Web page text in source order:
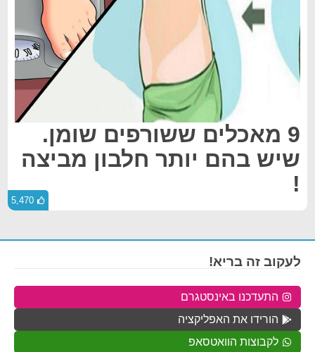
9 מאכלים ששורפים שומן.
שיש בהם יותר חלבון מביצה
!
5,470
לעקוב זה בריא!
התעדכנו באינסטגרם
הורידו את האפליקציה
לקבוצות הוואטסאפ